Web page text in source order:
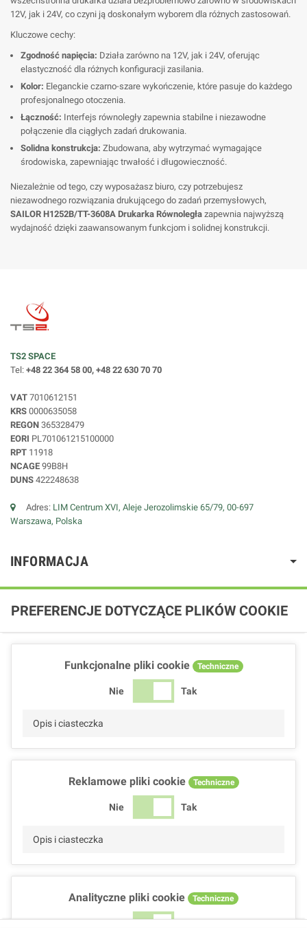
12V, jak i 24V, co czyni ją doskonałym wyborem dla różnych zastosowań.
Kluczowe cechy:
Zgodność napięcia: Działa zarówno na 12V, jak i 24V, oferując
elastyczność dla różnych konfiguracji zasilania.
Kolor: Eleganckie czarno-szare wykończenie, które pasuje do każdego
profesjonalnego otoczenia.
Łączność: Interfejs równoległy zapewnia stabilne i niezawodne
połączenie dla ciągłych zadań drukowania.
Solidna konstrukcja: Zbudowana, aby wytrzymać wymagające
środowiska, zapewniając trwałość i długowieczność.
Niezależnie od tego, czy wyposażasz biuro, czy potrzebujesz
niezawodnego rozwiązania drukującego do zadań przemysłowych,
SAILOR H1252B/TT-3608A Drukarka Równoległa zapewnia najwyższą
wydajność dzięki zaawansowanym funkcjom i solidnej konstrukcji.
TS2 SPACE
Tel: +48 22 364 58 00, +48 22 630 70 70
VAT 7010612151
KRS 0000635058
REGON 365328479
EORI PL701061215100000
RPT 11918
NCAGE 99B8H
DUNS 422248638
Adres: LIM Centrum XVI, Aleje Jerozolimskie 65/79, 00-697
Warszawa, Polska
INFORMACJA
PREFERENCJE DOTYCZĄCE PLIKÓW COOKIE
Funkcjonalne pliki cookie Techniczne
Nie Tak
Opis i ciasteczka
Reklamowe pliki cookie Techniczne
Nie Tak
Opis i ciasteczka
Analityczne pliki cookie Techniczne
Nie Tak